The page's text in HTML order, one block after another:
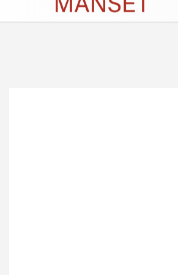
İletişim Çerez Politikası